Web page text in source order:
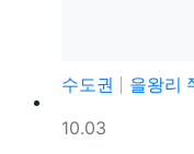
수도권
을왕리 쭈
등록일
10.03